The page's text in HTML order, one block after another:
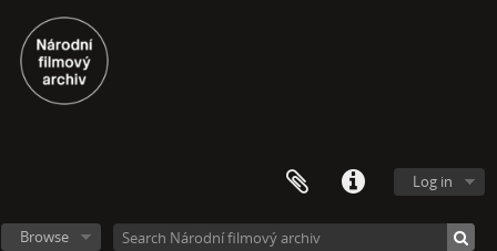
Log in
Browse
[Subseries] Proud
[Subseries] Plasma
[Subseries] I’m Doing Great (I’m Doing Great)